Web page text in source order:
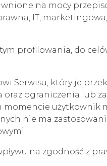
na mocy
IT,
profilowania, do
Serwisu, który je
ograniczenia lub
momencie użytkownik
nie ma
na zgodność z